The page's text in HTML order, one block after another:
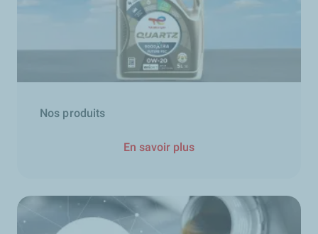
Nos produits
En savoir plus